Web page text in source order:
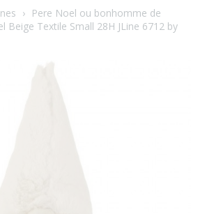
› Pere Noel ou bonhomme de
Beige Textile Small 28H JLine 6712 by